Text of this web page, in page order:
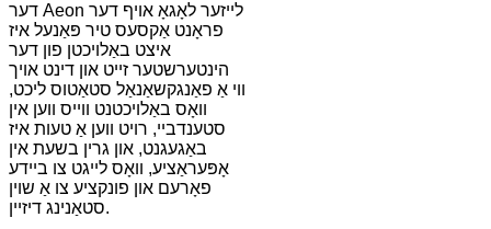
דער Aeon לייזער לאָגאָ אויף דער
פראָנט אַקסעס טיר פּאַנעל איז
איצט באַלויכטן פון דער
הינטערשטער זייט און דינט אויך
ווי אַ פאַנגקשאַנאַל סטאַטוס ליכט,
וואָס באַלויכטנט ווייס ווען אין
סטענדביי, רויט ווען אַ טעות איז
באַגעגנט, און גרין בשעת אין
אָפּעראַציע, וואָס לייגט צו ביידע
פאָרעם און פונקציע צו אַ שוין
סטאַנינג דיזיין.